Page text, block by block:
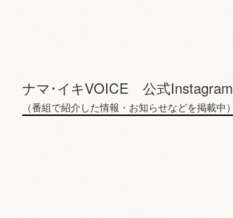
ナマ･イキVOICE 公式Instagram
（番組で紹介した情報・お知らせなどを掲載中）